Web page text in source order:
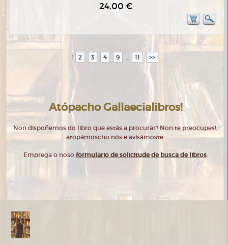
24,00 €
1 2 3 4 9 ... 11 >>
Atópacho Gallaecialibros!
Non dispoñemos do libro que estás a procurar? Non te preocupes!,
atopámoscho nós e avisámoste.
Emprega o noso formulario de solicitude de busca de libros.